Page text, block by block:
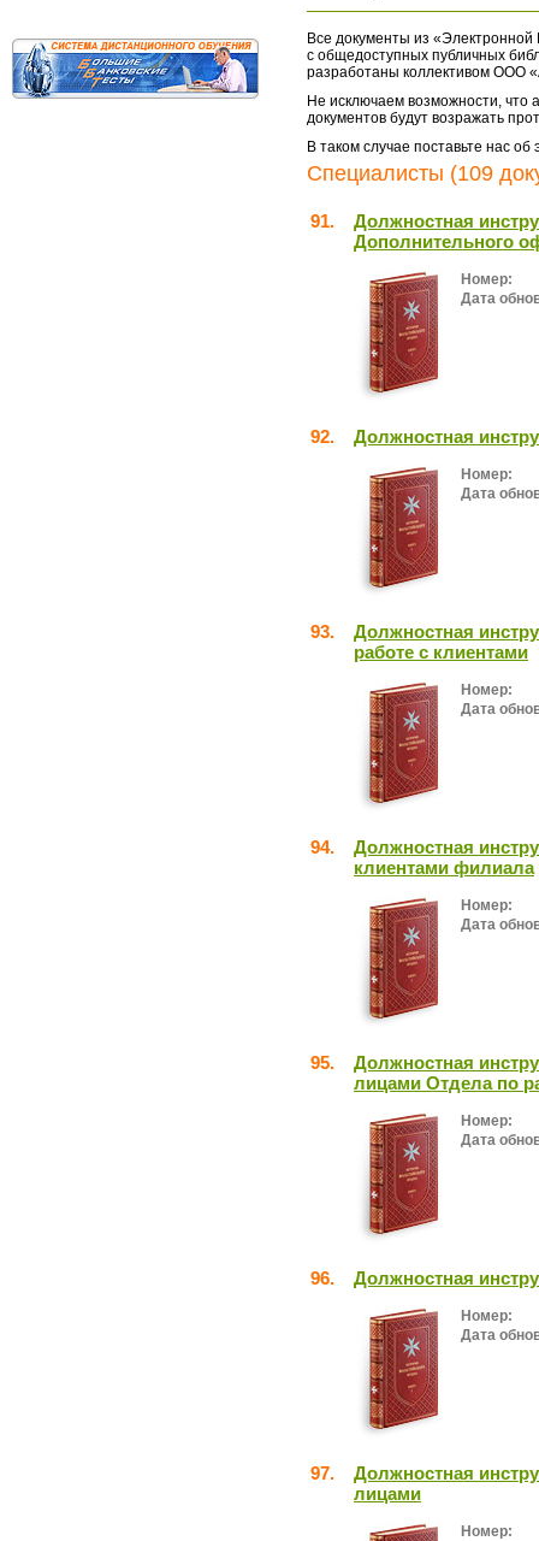
Все документы из «Электронной
с общедоступных публичных
разработаны коллективом ООО
Не исключаем возможности, что
документов будут возражать
В таком случае поставьте нас
Специалисты (109
91.
Должностная
Дополнительного
Номер:
Дата
92. Должностная
Номер:
Дата
93.
Должностная
работе с клиентами
Номер:
Дата
94.
Должностная
клиентами филиала
Номер:
Дата
95.
Должностная
лицами Отдела по
Номер:
Дата
96. Должностная
Номер:
Дата
97.
Должностная
лицами
Номер: